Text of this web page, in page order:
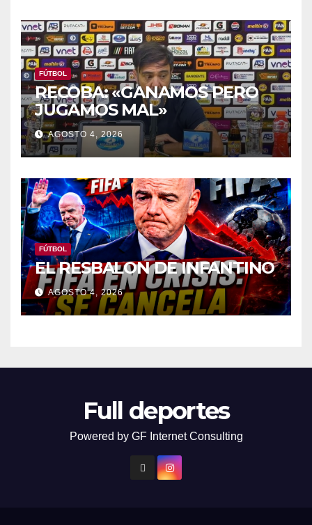
FÚTBOL
RECOBA: «GANAMOS PERO
JUGAMOS MAL»
AGOSTO 4, 2026
FÚTBOL
EL RESBALON DE INFANTINO
AGOSTO 4, 2026
Full deportes
Powered by GF Internet Consulting